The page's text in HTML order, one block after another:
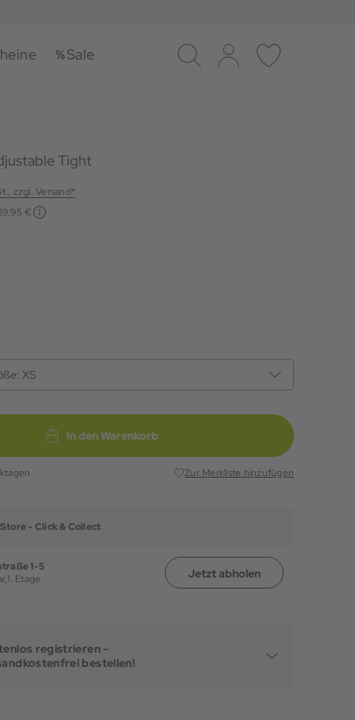
Sale
Suche Log-in Merkliste
Tight
zzgl. Versand*
€
XS
In den Warenkorb
Zur Merkliste hinzufügen
- Click & Collect
1-5
1. Etage Jetzt abholen
registrieren -
bestellen!